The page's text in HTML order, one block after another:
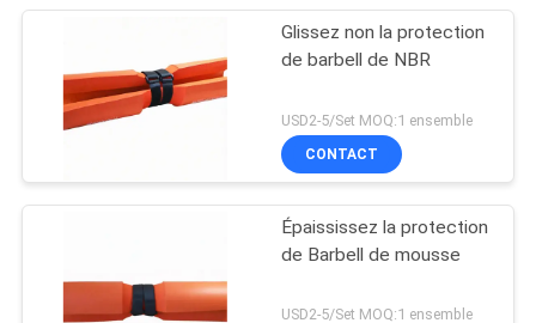
Glissez non la protection
de barbell de NBR
USD2-5/Set MOQ:1 ensemble
CONTACT
Épaississez la protection
de Barbell de mousse
USD2-5/Set MOQ:1 ensemble